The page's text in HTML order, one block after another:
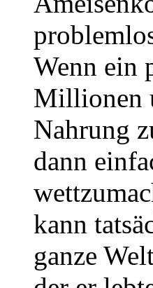
Wenn ein
Millionen
Nahrung
dann
kann
ganze